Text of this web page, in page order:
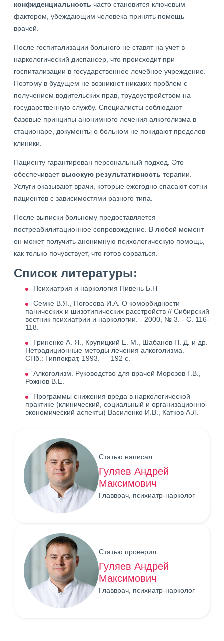
конфиденциальность часто становится ключевым
фактором, убеждающим человека принять помощь
врачей.
После госпитализации больного не ставят на учет в
наркологический диспансер, что происходит при
госпитализации в государственное лечебное учреждение.
Поэтому в будущем не возникнет никаких проблем с
получением водительских прав, трудоустройством на
государственную службу. Специалисты соблюдают
базовые принципы анонимного лечения алкоголизма в
стационаре, документы о больном не покидают пределов
клиники.
Пациенту гарантирован персональный подход. Это
обеспечивает высокую результативность терапии.
Услуги оказывают врачи, которые ежегодно спасают сотни
пациентов с зависимостями разного типа.
После выписки больному предоставляется
постреабилитационное сопровождение. В любой момент
он может получить анонимную психологическую помощь,
как только почувствует, что готов сорваться.
Список литературы:
Психиатрия и наркология Пивень Б.Н
Семке В.Я., Погосова И.А. О коморбидности
панических и шизотипических расстройств // Сибирский
вестник психиатрии и наркологии. - 2000, № 3. - С. 116-
118.
Гриненко А. Я., Крупицкий Е. М., Шабанов П. Д. и др.
Нетрадиционные методы лечения алкоголизма. —
СПб.: Гиппократ, 1993. — 192 с.
Алкоголизм. Руководство для врачей Морозов Г.В.,
Рожнов В.Е.
Программы снижения вреда в наркологической
практике (клинический, социальный и организационно-
экономический аспекты) Василенко И.В., Катков А.Л.
Статью написал:
Гуляев Андрей
Максимович
Главврач, психиатр-нарколог
Статью проверил:
Гуляев Андрей
Максимович
Главврач, психиатр-нарколог